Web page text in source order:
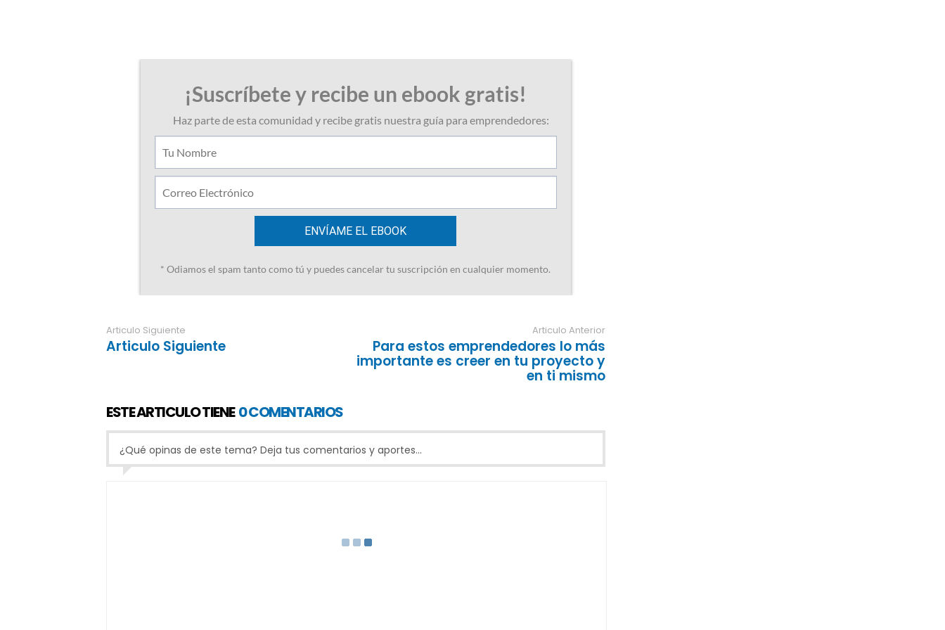
Articulo Siguiente
Articulo Siguiente
Articulo Anterior
Para estos emprendedores lo más
importante es creer en tu proyecto y
en ti mismo
ESTE ARTICULO TIENE 0 COMENTARIOS
¿Qué opinas de este tema? Deja tus comentarios y aportes...